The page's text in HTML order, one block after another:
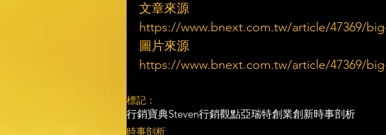
文章來源
https://www.bnext.com.tw/article/47369/
圖片來源
https://www.bnext.com.tw/article/47369/
標記：
行銷寶典Steven行銷觀點亞瑞特創業創新時事剖析
時事剖析